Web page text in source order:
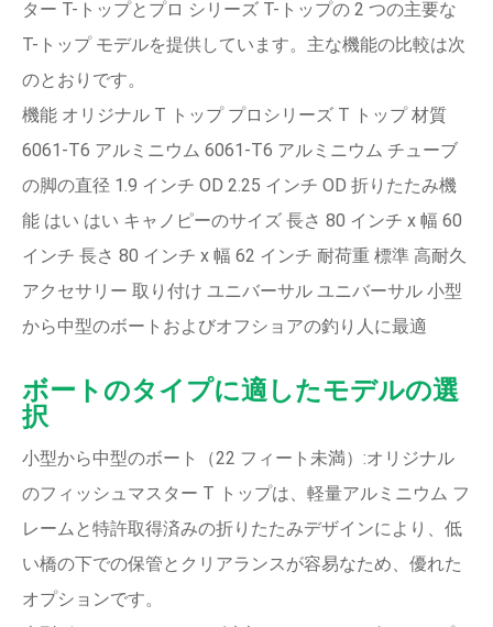
ター T-トップとプロ シリーズ T-トップの 2 つの主要な
T-トップ モデルを提供しています。主な機能の比較は次
のとおりです。
機能 オリジナル T トップ プロシリーズ T トップ 材質
6061-T6 アルミニウム 6061-T6 アルミニウム チューブ
の脚の直径 1.9 インチ OD 2.25 インチ OD 折りたたみ機
能 はい はい キャノピーのサイズ 長さ 80 インチ x 幅 60
インチ 長さ 80 インチ x 幅 62 インチ 耐荷重 標準 高耐久
アクセサリー 取り付け ユニバーサル ユニバーサル 小型
から中型のボートおよびオフショアの釣り人に最適
ボートのタイプに適したモデルの選
択
小型から中型のボート（22 フィート未満）:オリジナル
のフィッシュマスター T トップは、軽量アルミニウム フ
レームと特許取得済みの折りたたみデザインにより、低
い橋の下での保管とクリアランスが容易なため、優れた
オプションです。